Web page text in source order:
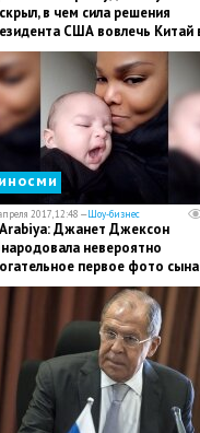
в чем сила решения
США вовлечь Китай
игру"
иносми
2017, 12:48 —Шоу-бизнес
Джанет Джексон
невероятно
первое фото сына